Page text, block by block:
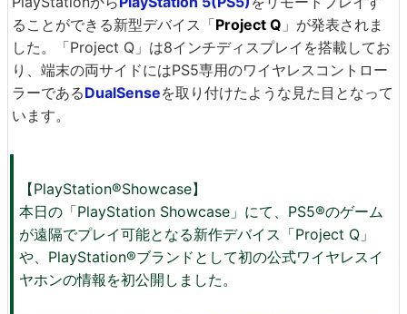
ることができる新型デバイス「Project Q 」が発表されま
した。「Project Q」は8インチディスプレイを搭載してお
り、端末の両サイドにはPS5専用のワイヤレスコントロー
ラーであるDualSenseを取り付けたような見た目となって
います。
【PlayStation®Showcase】
本日の「PlayStation Showcase」にて、PS5®のゲーム
が遠隔でプレイ可能となる新作デバイス「Project Q」
や、PlayStation®ブランドとして初の公式ワイヤレスイ
ヤホンの情報を初公開しました。